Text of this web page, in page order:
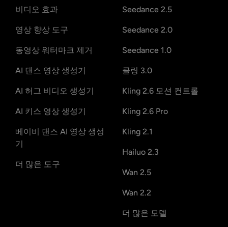
비디오 효과
영상 향상 도구
동영상 워터마크 제거
AI 댄스 영상 생성기
AI 허그 비디오 생성기
AI 키스 영상 생성기
베이비 댄스 AI 영상 생성
기
더 많은 도구
Seedance 2.5
Seedance 2.0
Seedance 1.0
클링 3.0
Kling 2.6 모션 컨트롤
Kling 2.6 Pro
Kling 2.1
Hailuo 2.3
Wan 2.5
Wan 2.2
더 많은 모델